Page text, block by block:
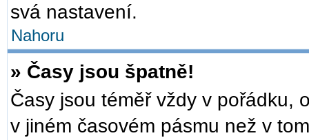
svá nastavení.
Nahoru
» Časy jsou špatně!
Časy jsou téměř vždy v pořádku,
v jiném časovém pásmu než v